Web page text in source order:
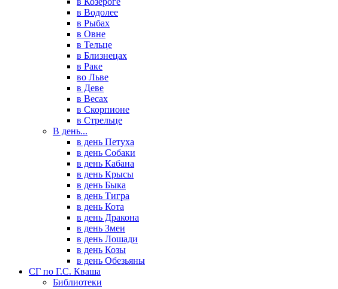
в Водолее
в Рыбах
в Овне
в Тельце
в Близнецах
в Раке
во Льве
в Деве
в Весах
в Скорпионе
в Стрельце
В день...
в день Петуха
в день Собаки
в день Кабана
в день Крысы
в день Быка
в день Тигра
в день Кота
в день Дракона
в день Змеи
в день Лошади
в день Козы
в день Обезьяны
СГ по Г.С. Кваша
Библиотеки